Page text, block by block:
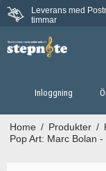
Leverans med
timmar
Inloggning
Home / Produkter /
Pop Art: Marc Bolan